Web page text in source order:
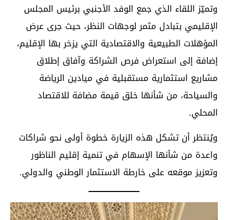
وتميّز اللقاء الذي جمع الوفد الأجنبي برئيس المجلس
الإقليمي بتبادل مثمر لوجهات النظر، حيث جرى عرض
المؤهلات الطبيعية والاقتصادية التي يزخر بها الإقليم،
إضافة إلى استعراض فرص الشراكة وآفاق إطلاق
مشاريع استثمارية مستقبلية في ميادين الرياضة
والسياحة، من شأنها خلق قيمة مضافة للاقتصاد
المحلي.
ويُنتظر أن تشكل هذه الزيارة خطوة أولى نحو شراكات
واعدة من شأنها الإسهام في تنمية إقليم الناظور
وتعزيز موقعه على خارطة الاستثمار الوطني والدولي.